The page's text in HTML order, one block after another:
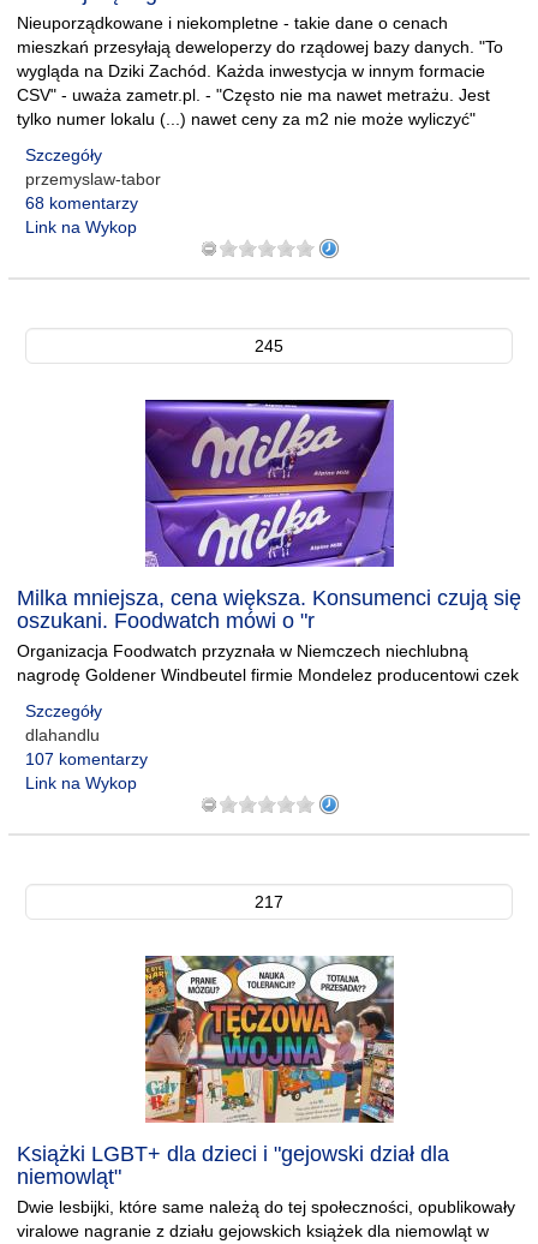
Nieuporządkowane i niekompletne - takie dane o cenach
mieszkań przesyłają deweloperzy do rządowej bazy danych. "To
wygląda na Dziki Zachód. Każda inwestycja w innym formacie
CSV" - uważa zametr.pl. - "Często nie ma nawet metrażu. Jest
tylko numer lokalu (...) nawet ceny za m2 nie może wyliczyć"
Szczegóły
przemyslaw-tabor
68 komentarzy
Link na Wykop
245
Milka mniejsza, cena większa. Konsumenci czują się
oszukani. Foodwatch mówi o "r
Organizacja Foodwatch przyznała w Niemczech niechlubną
nagrodę Goldener Windbeutel firmie Mondelez producentowi czek
Szczegóły
dlahandlu
107 komentarzy
Link na Wykop
217
Książki LGBT+ dla dzieci i "gejowski dział dla
niemowląt"
Dwie lesbijki, które same należą do tej społeczności, opublikowały
viralowe nagranie z działu gejowskich książek dla niemowląt w